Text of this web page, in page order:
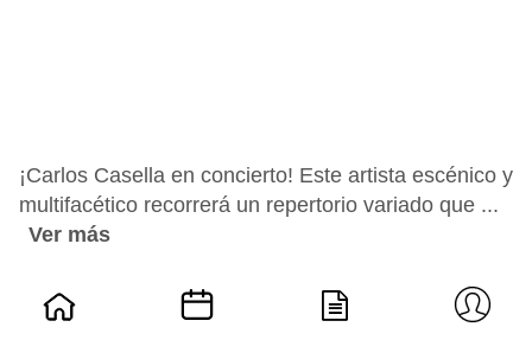
¡Carlos Casella en concierto! Este artista escénico y
multifacético recorrerá un repertorio variado que ...
Ver más